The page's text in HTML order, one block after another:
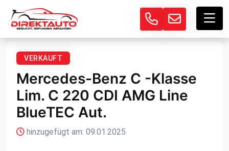
VERKAUFT
Mercedes-Benz C -Klasse
Lim. C 220 CDI AMG Line
BlueTEC Aut.
hinzugefügt am: 09.01.2025